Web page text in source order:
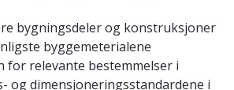
bygningsdeler og konstruksjoner
byggemeterialene
for relevante bestemmelser i
og dimensjoneringsstandardene i